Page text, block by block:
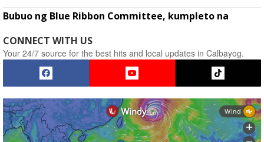
Bubuo ng Blue Ribbon Committee, kumpleto na
CONNECT WITH US
Your 24/7 source for the best hits and local updates in Calbayog.